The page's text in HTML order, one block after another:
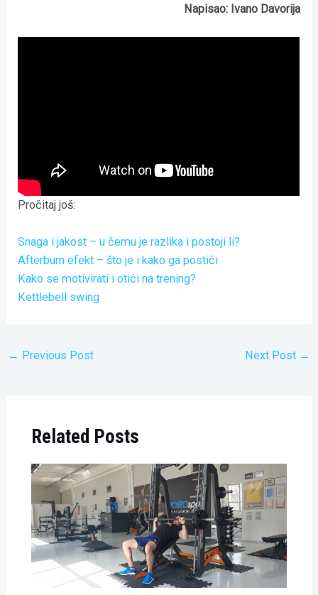
Napisao: Ivano Davorija
Pročitaj još:
Snaga i jakost – u čemu je razlika i postoji li?
Afterburn efekt – što je i kako ga postići
Kako se motivirati i otići na trening?
Kettlebell swing
← Previous Post Next Post →
Related Posts